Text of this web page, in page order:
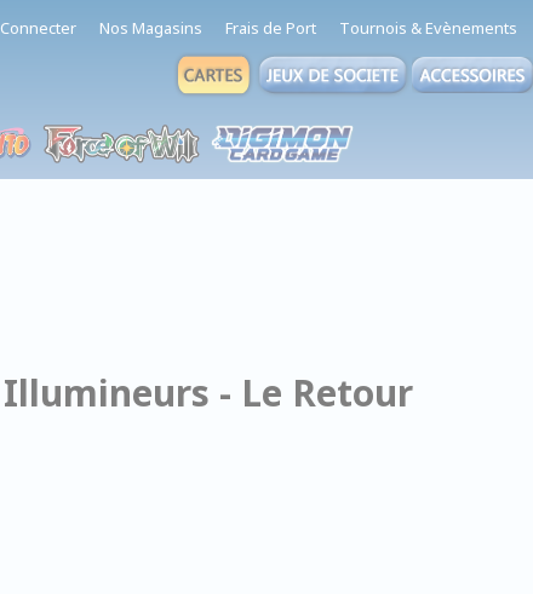
Nos Magasins Frais de Port Tournois & Evènements
- Le Retour